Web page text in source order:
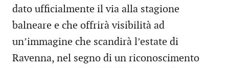
dato ufficialmente il via alla stagione
balneare e che offrirà visibilità ad
un’immagine che scandirà l’estate di
Ravenna, nel segno di un riconoscimento